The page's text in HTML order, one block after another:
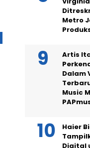
Metro
Artis
Dalam
Music
Haier
Digital